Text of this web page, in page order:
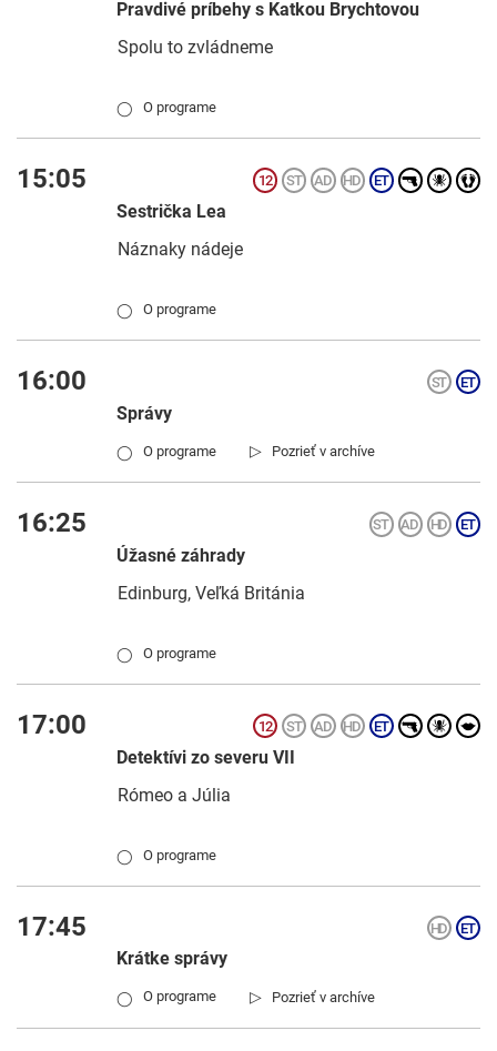
Pravdivé príbehy s Katkou Brychtovou
Spolu to zvládneme
◯ O programe
15:05
Sestrička Lea
Náznaky nádeje
◯ O programe
16:00
Správy
▷ Pozrieť v archíve
◯ O programe
16:25
Úžasné záhrady
Edinburg, Veľká Británia
◯ O programe
17:00
Detektívi zo severu VII
Rómeo a Júlia
◯ O programe
17:45
Krátke správy
▷ Pozrieť v archíve
◯ O programe